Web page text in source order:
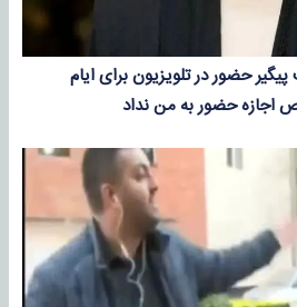
است پیگیر حضور در تلویزیون برای ایام
حضور به من نداد